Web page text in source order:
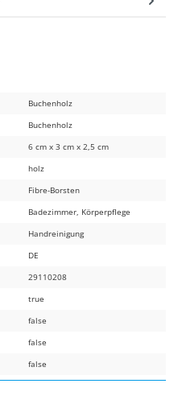
Buchenholz
Buchenholz
6 cm x 3 cm x 2,5 cm
holz
Fibre-Borsten
Badezimmer, Körperpflege
Handreinigung
DE
29110208
true
false
false
false